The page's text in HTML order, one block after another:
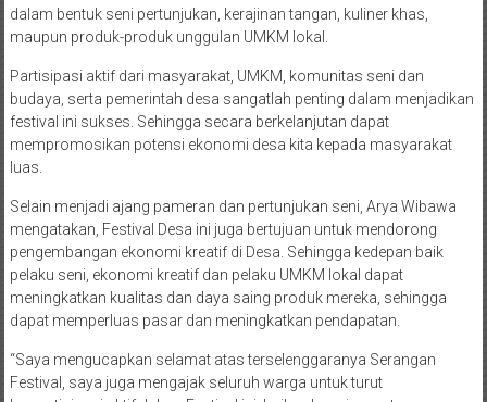
dalam bentuk seni pertunjukan, kerajinan tangan, kuliner khas,
maupun produk-produk unggulan UMKM lokal.
Partisipasi aktif dari masyarakat, UMKM, komunitas seni dan
budaya, serta pemerintah desa sangatlah penting dalam menjadikan
festival ini sukses. Sehingga secara berkelanjutan dapat
mempromosikan potensi ekonomi desa kita kepada masyarakat
luas.
Selain menjadi ajang pameran dan pertunjukan seni, Arya Wibawa
mengatakan, Festival Desa ini juga bertujuan untuk mendorong
pengembangan ekonomi kreatif di Desa. Sehingga kedepan baik
pelaku seni, ekonomi kreatif dan pelaku UMKM lokal dapat
meningkatkan kualitas dan daya saing produk mereka, sehingga
dapat memperluas pasar dan meningkatkan pendapatan.
“Saya mengucapkan selamat atas terselenggaranya Serangan
Festival, saya juga mengajak seluruh warga untuk turut